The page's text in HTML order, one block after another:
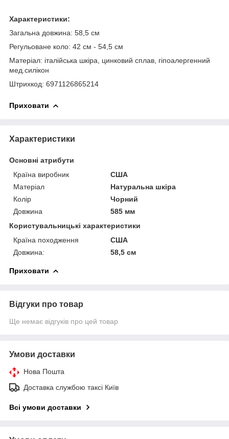
Характеристики:
Загальна довжина: 58,5 см
Регульоване коло: 42 см - 54,5 см
Матеріал: італійська шкіра, цинковий сплав, гіпоалергенний
мед.силікон
Штрихкод: 6971126865214
Приховати
Характеристики
Основні атрибути
Країна виробник
США
Матеріал
Натуральна шкіра
Колір
Чорний
Довжина
585 мм
Користувальницькі характеристики
Країна походження
США
Довжина:
58,5 см
Приховати
Відгуки про товар
Ще немає відгуків про цей товар
Умови доставки
Нова Пошта
Доставка службою таксі Київ
Всі умови доставки